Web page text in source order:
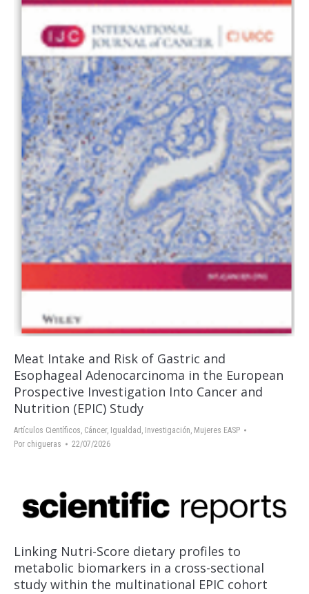
Meat Intake and Risk of Gastric and
Esophageal Adenocarcinoma in the European
Prospective Investigation Into Cancer and
Nutrition (EPIC) Study
Artículos Científicos, Cáncer, Igualdad , Investigación, Mujeres EASP
Por chigueras 22/07/2026
Linking Nutri-Score dietary profiles to
metabolic biomarkers in a cross-sectional
study within the multinational EPIC cohort